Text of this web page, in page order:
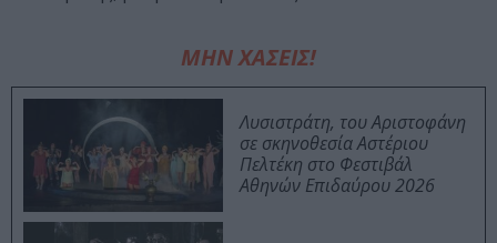
ΜΗΝ ΧΑΣΕΙΣ!
Λυσιστράτη, του Αριστοφάνη
σε σκηνοθεσία Αστέριου
Πελτέκη στο Φεστιβάλ
Αθηνών Επιδαύρου 2026